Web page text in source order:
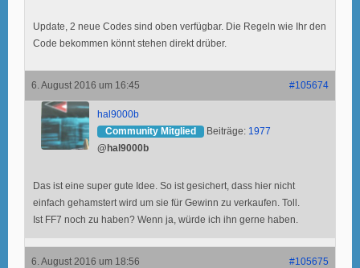
Update, 2 neue Codes sind oben verfügbar. Die Regeln wie Ihr den
Code bekommen könnt stehen direkt drüber.
6. August 2016 um 16:45 #105674
hal9000b
Community Mitglied
Beiträge: 1977
@hal9000b
Das ist eine super gute Idee. So ist gesichert, dass hier nicht
einfach gehamstert wird um sie für Gewinn zu verkaufen. Toll.
Ist FF7 noch zu haben? Wenn ja, würde ich ihn gerne haben.
6. August 2016 um 18:56 #105675